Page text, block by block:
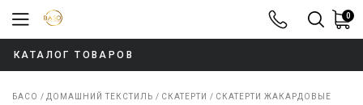
8-800-100-
0
КАТАЛОГ ТОВАРОВ
БАСО ДОМАШНИЙ ТЕКСТИЛЬ СКАТЕРТИ СКАТЕРТИ ЖАКАРДОВЫЕ